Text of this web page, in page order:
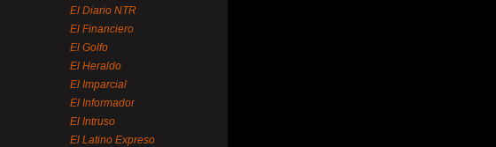
El Diario NTR
El Financiero
El Golfo
El Heraldo
El Imparcial
El Informador
El Intruso
El Latino Expreso